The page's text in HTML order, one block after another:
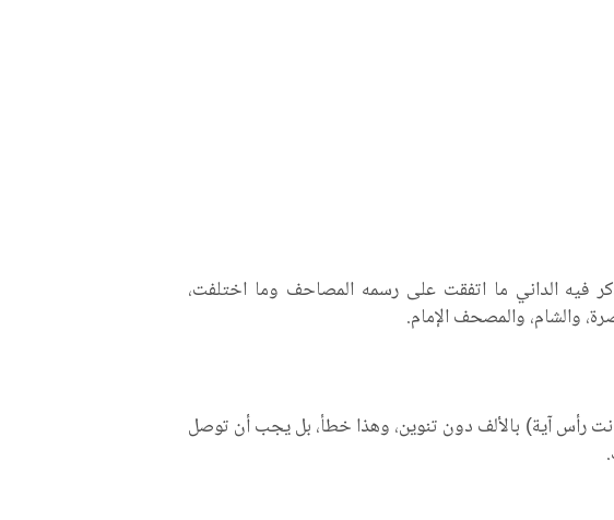
فيه الداني ما اتفقت على رسمه المصاحف وما اختلفت،
والشام، والمصحف الإمام.
رأس آية) بالألف دون تنوين، وهذا خطأ، بل يجب أن توصل